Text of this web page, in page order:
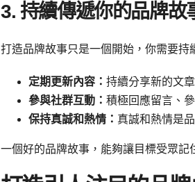
3. 持續傳遞你的品牌故
打造品牌故事只是一個開始，你需要持
定期更新內容： 持續分享新的文
參與社群互動： 積極回應留言、
保持真誠和熱情： 真誠和熱情是
一個好的品牌故事，能夠讓目標受眾記